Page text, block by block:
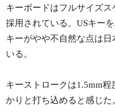
キーボードはフルサイズ
採用されている。USキー
キーがやや不自然な点は
いる。
キーストロークは1.5mm
かりと打ち込めると感じた